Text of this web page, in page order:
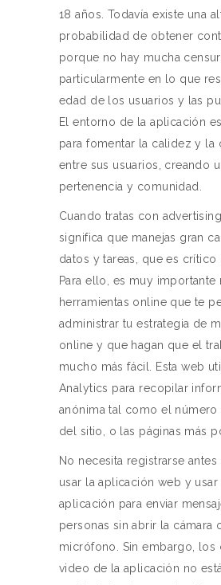
18 años. Todavía existe una
probabilidad de obtener
porque no hay mucha
particularmente en lo que
edad de los usuarios y las
El entorno de la aplicación
para fomentar la calidez y la
entre sus usuarios, creando
pertenencia y comunidad.
Cuando tratas con
significa que manejas gran
datos y tareas, que es crítico
Para ello, es muy importante
herramientas online que te
administrar tu estrategia de
online y que hagan que el
mucho más fácil. Esta web
Analytics para recopilar
anónima tal como el número
del sitio, o las páginas más
No necesita registrarse
usar la aplicación web y usar
aplicación para enviar
personas sin abrir la cámara
micrófono. Sin embargo, los
video de la aplicación no